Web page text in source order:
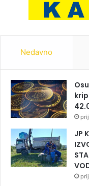
Nedavno
JP